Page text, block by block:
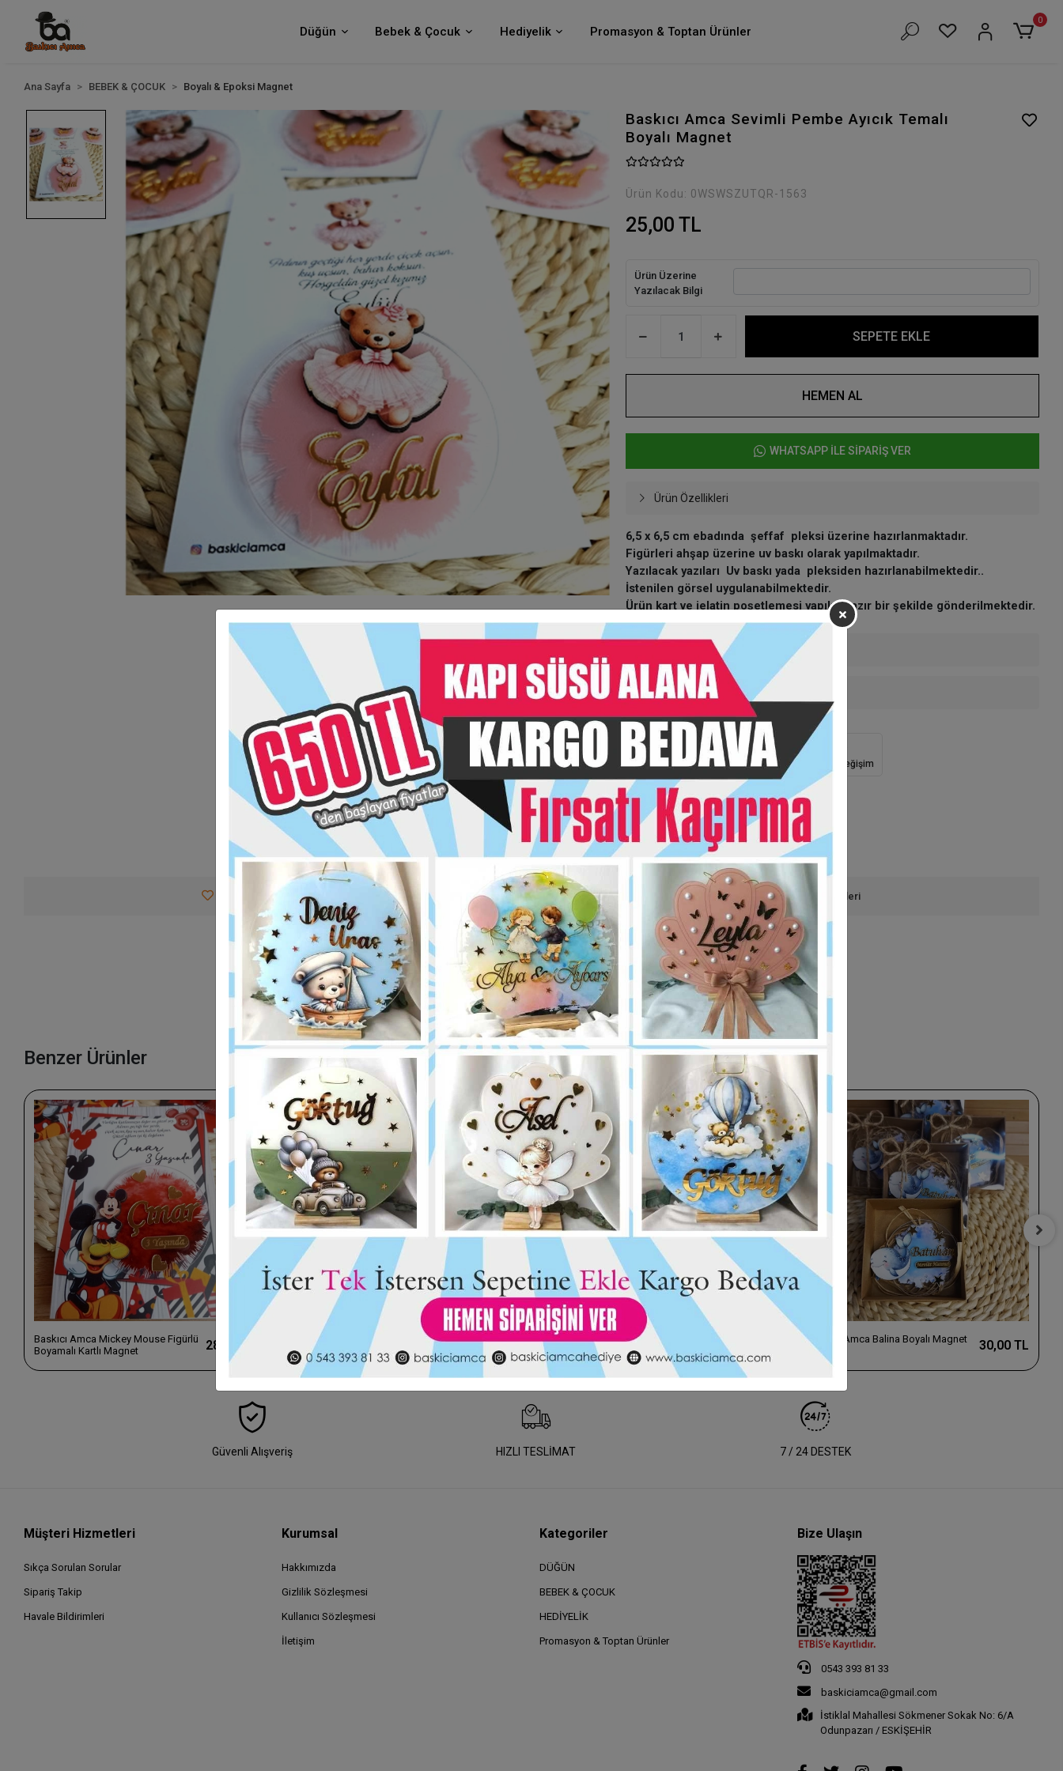
Düğün Bebek & Çocuk Hediyelik Promasyon & Toptan Ürünler
0
Ana Sayfa BEBEK & ÇOCUK Boyalı & Epoksi Magnet
Baskıcı Amca Sevimli Pembe Ayıcık Temalı
Boyalı Magnet
Ürün Kodu: 0WSWSZUTQR-1563
25,00 TL
Ürün Üzerine
Yazılacak Bilgi
SEPETE EKLE
HEMEN AL
WHATSAPP İLE SİPARİŞ VER
Ürün Özellikleri
6,5 x 6,5 cm ebadında şeffaf pleksi üzerine hazırlanmaktadır.
Figürleri ahşap üzerine uv baskı olarak yapılmaktadır.
Yazılacak yazıları Uv baskı yada pleksiden hazırlanabilmektedir..
İstenilen görsel uygulanabilmektedir.
Ürün kart ve jelatin poşetlemesi yapılıp hazır bir şekilde gönderilmektedir.
Taksit Seçenekleri
Garanti Ve Teslimat
Hızlı Gönderi Güvenli Alışveriş İade ve Değişim
Favorilerime Ekle Yorum Yaz Karşılaştır Fiyat Alarmı Telefonla Sipariş Ürün Önerileri
Bu ürün için henüz yorum yapılmadı.
Yorum Yap
Benzer Ürünler
Baskıcı Amca Mickey Mouse Figürlü
Boyamalı Kartlı Magnet
28,00 TL
Baskıcı Amca Kurdaleli Pleksi
Magnet
25,00 TL
Baskıcı Amca Kuğulu Boyalı Magnet
30,00 TL
Baskıcı Amca Balina Boyalı Magnet
Kutulu
30,00 TL
Güvenli Alışveriş HIZLI TESLİMAT 7 / 24 DESTEK
Müşteri Hizmetleri
Sıkça Sorulan Sorular
Sipariş Takip
Havale Bildirimleri
Kurumsal
Hakkımızda
Gizlilik Sözleşmesi
Kullanıcı Sözleşmesi
İletişim
Kategoriler
DÜĞÜN
BEBEK & ÇOCUK
HEDİYELİK
Promasyon & Toptan Ürünler
Bize Ulaşın
0543 393 81 33
baskiciamca@gmail.com
İstiklal Mahallesi Sökmener Sokak No: 6/A
Odunpazarı / ESKİŞEHİR